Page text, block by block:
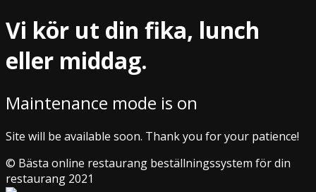
Vi kör ut din fika, lunch
eller middag.
Maintenance mode is on
Site will be available soon. Thank you for your patience!
© Bästa online restaurang beställningssystem för din
restaurang 2021